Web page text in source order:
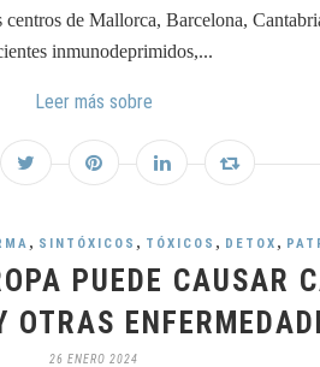
centros de Mallorca, Barcelona,
inmunodeprimidos,...
Leer más sobre
, SINTÓXICOS , TÓXICOS , DETOX ,
PUEDE CAUSAR
OTRAS
26 ENERO 2024